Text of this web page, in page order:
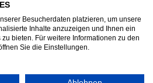
Besucherdaten platzieren, um unsere
Inhalte anzuzeigen und Ihnen ein
bieten. Für weitere Informationen zu den
Sie die Einstellungen.